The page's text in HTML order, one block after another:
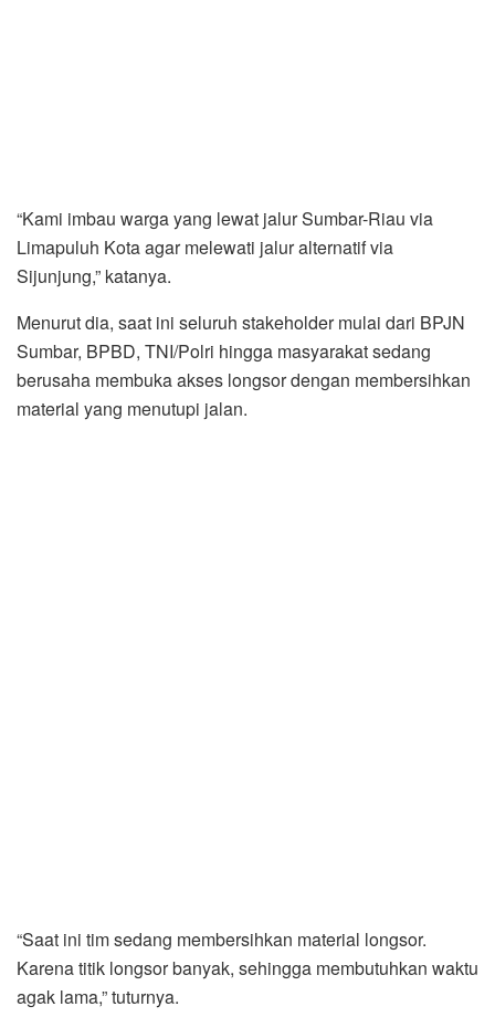
“Kami imbau warga yang lewat jalur Sumbar-Riau via
Limapuluh Kota agar melewati jalur alternatif via
Sijunjung,” katanya.
Menurut dia, saat ini seluruh stakeholder mulai dari BPJN
Sumbar, BPBD, TNI/Polri hingga masyarakat sedang
berusaha membuka akses longsor dengan membersihkan
material yang menutupi jalan.
“Saat ini tim sedang membersihkan material longsor.
Karena titik longsor banyak, sehingga membutuhkan waktu
agak lama,” tuturnya.